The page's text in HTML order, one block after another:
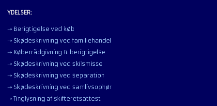
YDELSER:
➝ Berigtigelse ved køb
➝ Skødeskrivning ved familiehandel
➝ Køberrådgivning & berigtigelse
➝ Skødeskrivning ved skilsmisse
➝ Skødeskrivning ved separation
➝ Skødeskrivning ved samlivsophør
➝ Tinglysning af skifteretsattest